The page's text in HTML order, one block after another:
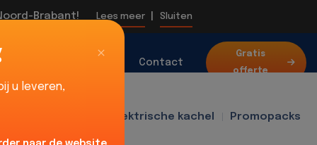
Brabant! Lees meer Sluiten
Contact
Gratis
offerte
Elektrische kachel Promopacks
u leveren,